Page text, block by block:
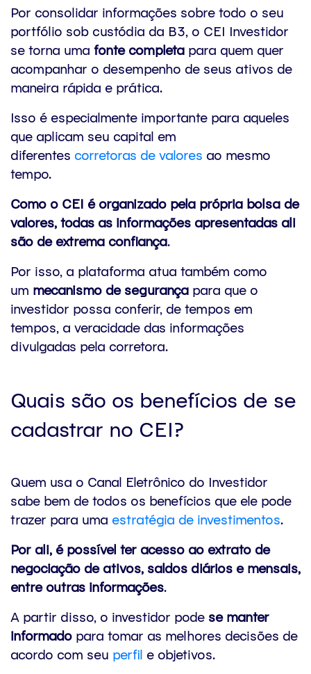
Por consolidar informações sobre todo o seu
portfólio sob custódia da B3, o CEI Investidor
se torna uma fonte completa para quem quer
acompanhar o desempenho de seus ativos de
maneira rápida e prática.
Isso é especialmente importante para aqueles
que aplicam seu capital em
diferentes corretoras de valores ao mesmo
tempo.
Como o CEI é organizado pela própria bolsa de
valores, todas as informações apresentadas ali
são de extrema confiança.
Por isso, a plataforma atua também como
um mecanismo de segurança para que o
investidor possa conferir, de tempos em
tempos, a veracidade das informações
divulgadas pela corretora.
Quais são os benefícios de se
cadastrar no CEI?
Quem usa o Canal Eletrônico do Investidor
sabe bem de todos os benefícios que ele pode
trazer para uma estratégia de investimentos.
Por ali, é possível ter acesso ao extrato de
negociação de ativos, saldos diários e mensais,
entre outras informações.
A partir disso, o investidor pode se manter
informado para tomar as melhores decisões de
acordo com seu perfil e objetivos.